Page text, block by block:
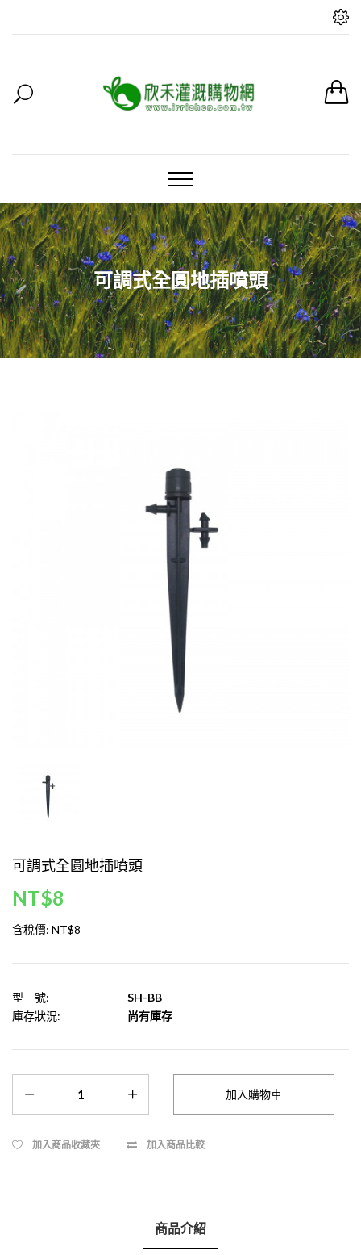
可調式全圓地插噴頭
可調式全圓地插噴頭
NT$8
含稅價: NT$8
型 號:
SH-BB
庫存狀況:
尚有庫存
加入商品收藏夾 加入商品比較
商品介紹